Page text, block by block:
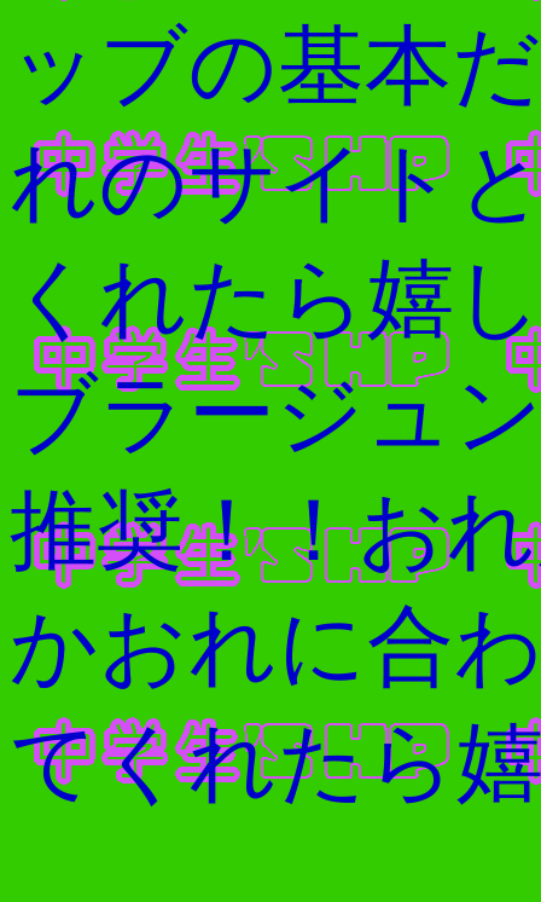
ッブの基本
れのサイト
くれたら嬉
ブラージュ
推奨！！お
かおれに合
てくれたら